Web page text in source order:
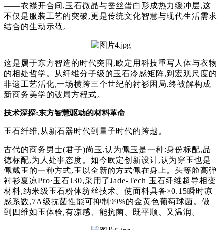
——衣襟开合间,玉石微晶与蚕丝蛋白形成热力缓冲层,这
不仅是服装工艺的突破,更是传统文化智慧与现代生活需求
结合的生动示范。
这是属于东方智造的时代突围,欧定用科技重写人体与衣物
的相处哲学。从纤维分子级的玉石冷感矩阵,到宏观尺度的
非遗工艺活化,一场横跨三个世纪的衬衫困局,终被解构成
新商务美学的破局方程式。
技术深探:东方智慧驱动的材料革命
玉石纤维,从新石器时代到量子时代的跨越。
古代的商务男士(君子)尚玉,认为佩玉是一种:身份标配,品
德标配,为人处事态度。如今欧定创新设计,认为穿玉也是
佩戴玉的一种方式,玉以全新的方式佩在身上。头等舱高弹
衬衫夏凉Pro·玉石J30,采用了Jade-Tech 玉石纤维超导相变
材料,纳米级玉石粉体纺丝技术。使面料具备>0.15瞬时凉
感系数,7A级抗菌性能可抑制99%的金黄色葡萄球菌。做
到四维如玉体验,有凉感、能抗菌、既平顺、又温润。